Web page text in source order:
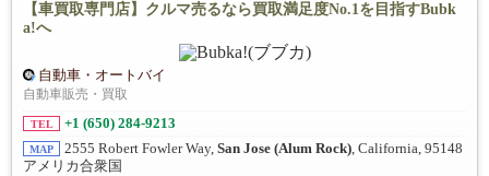
【車買取専門店】クルマ売るなら買取満足度No.1を目指すBubk
a!へ
自動車・オートバイ
自動車販売・買取
TEL +1 (650) 284-9213
MAP 2555 Robert Fowler Way, San Jose (Alum Rock), California, 95148
アメリカ合衆国